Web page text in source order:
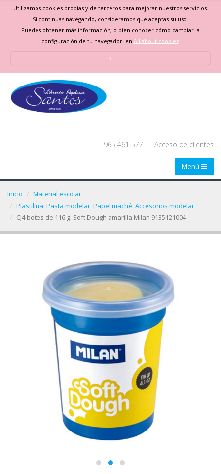
Utilizamos cookies propias y de terceros para mejorar nuestros servicios.
Si continuas navegando, consideramos que aceptas su uso.
Puedes obtener más información, o bien conocer cómo cambiar la
configuración de tu navegador, en All about cookies.
x
965 461 577 Acceso de clientes
Menú
Inicio
Material escolar
Plastilina. Pasta modelar. Papel maché. Accesorios modelar
CJ4 botes de 116 g. Soft Dough amarilla Milan 9135121004